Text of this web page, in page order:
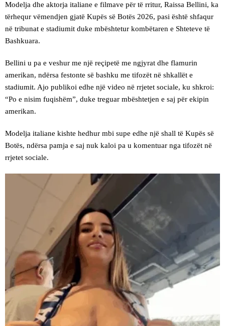
Modelja dhe aktorja italiane e filmave për të rritur, Raissa Bellini, ka
tërhequr vëmendjen gjatë Kupës së Botës 2026, pasi është shfaqur
në tribunat e stadiumit duke mbështetur kombëtaren e Shteteve të
Bashkuara.
Bellini u pa e veshur me një reçipetë me ngjyrat dhe flamurin
amerikan, ndërsa festonte së bashku me tifozët në shkallët e
stadiumit. Ajo publikoi edhe një video në rrjetet sociale, ku shkroi:
“Po e nisim fuqishëm”, duke treguar mbështetjen e saj për ekipin
amerikan.
Modelja italiane kishte hedhur mbi supe edhe një shall të Kupës së
Botës, ndërsa pamja e saj nuk kaloi pa u komentuar nga tifozët në
rrjetet sociale.